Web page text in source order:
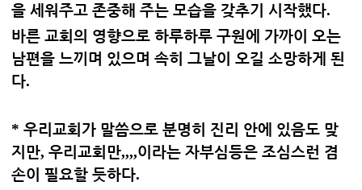
을 세워주고 존중해 주는 모습을 갖추기 시작했다.
바른 교회의 영향으로 하루하루 구원에 가까이 오는
남편을 느끼며 있으며 속히 그날이 오길 소망하게 된
다.
* 우리교회가 말씀으로 분명히 진리 안에 있음도 맞
지만, 우리교회만,,,,이라는 자부심등은 조심스런 겸
손이 필요할 듯하다.